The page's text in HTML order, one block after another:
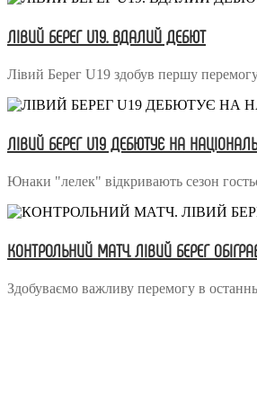
ЛІВИЙ БЕРЕГ U19. ВДАЛИЙ ДЕБЮТ
Лівий Берег U19 здобув першу
ЛІВИЙ БЕРЕГ U19 ДЕБЮТУЄ НА
Юнаки "лелек" відкривають сезон
КОНТРОЛЬНИЙ МАТЧ. ЛІВИЙ БЕРЕГ
Здобуваємо важливу перемогу в